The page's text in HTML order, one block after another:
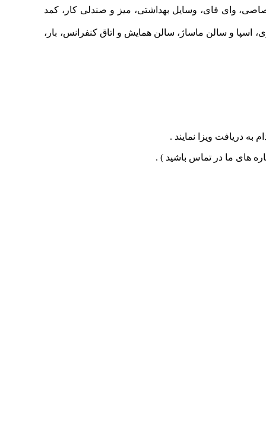
وای فای، وسایل بهداشتی، میز و صندلی کار، کمد
اسپا و سالن ماساژ، سالن همایش و اتاق کنفرانس، بار،